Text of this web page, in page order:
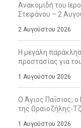
Ανακομιδή του
Στεφάνου – 2
2 Αυγούστου 2026
Η μεγάλη
προστασίας για
1 Αυγούστου 2026
Ο Άγιος Παΐσιος,
της Ωραιοζήλης-
1 Αυγούστου 2026